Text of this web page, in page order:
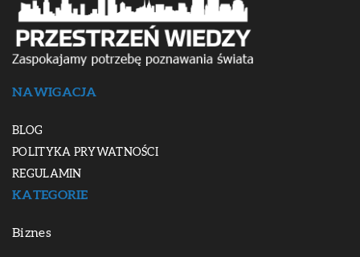
NAWIGACJA
BLOG
POLITYKA PRYWATNOŚCI
REGULAMIN
KATEGORIE
Biznes